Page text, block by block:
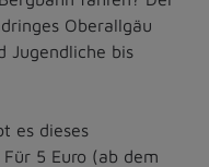
Oberallgäu
Jugendliche bis
es dieses
5 Euro (ab dem